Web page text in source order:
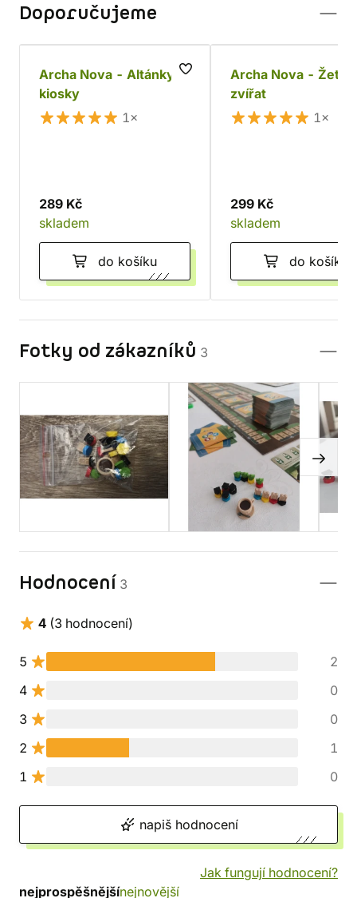
Doporučujeme
Archa Nova - Altánky a
kiosky
1×
289 Kč
skladem
do košíku
Archa Nova - Žetony
zvířat
1×
299 Kč
skladem
do košíku
Fotky od zákazníků 3
Hodnocení 3
4 (3 hodnocení)
5
2
4
0
3
0
2
1
1
0
napiš hodnocení
Jak fungují hodnocení?
nejprospěšnějšínejnovější